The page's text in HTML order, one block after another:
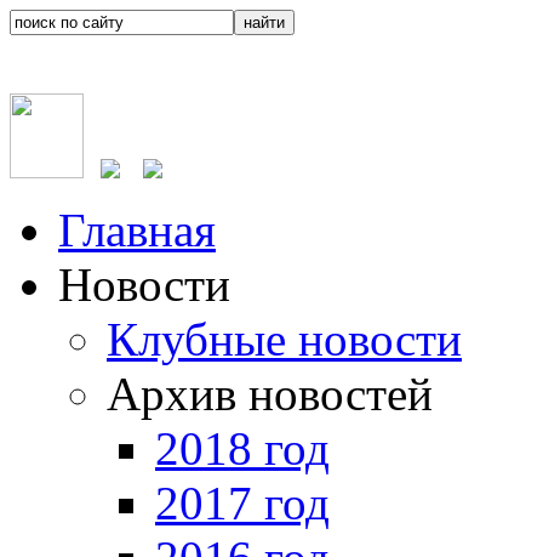
Главная
Новости
Клубные новости
Архив новостей
2018 год
2017 год